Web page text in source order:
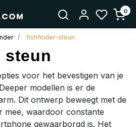
0
fishfinder-steun
steun
voor het bevestigen van je
modellen is er de
Dit ontwerp beweegt met de
mee, waardoor constante
gewaarborgd is. Het